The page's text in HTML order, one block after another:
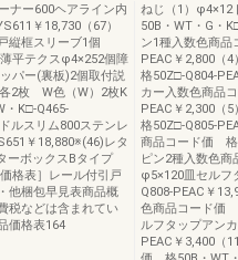
ナー600ヘアライン内
￥18,730（67）
縦框スリーブ1個
平テクスφ4×252個障
パー(裏板)2個取付説
2枚 W色（W）2枚K
K□-Q465-
ルスリム800ステンレ
￥18,880※(46)レタ
ーボックスBタイプ
格表］レール付引戸
他梱包早見表商品概
税などは含まれてい
価格表164
ねじ（1）φ4×12
50B・WT・G・
ン1種入数色商
PEAC￥2,800（
格50Z□-Q804-
カー入数色商品
PEAC￥2,300（
格50Z□-Q805-
商品コード価 格
ピン2種入数色
φ5×120皿セルフ
Q808-PEAC￥
色商品コード価
ルフタップアン
PEAC￥3,400（